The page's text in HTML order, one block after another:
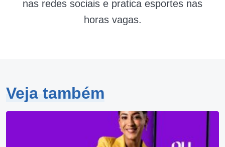
nas redes sociais e pratica esportes nas
horas vagas.
Veja também